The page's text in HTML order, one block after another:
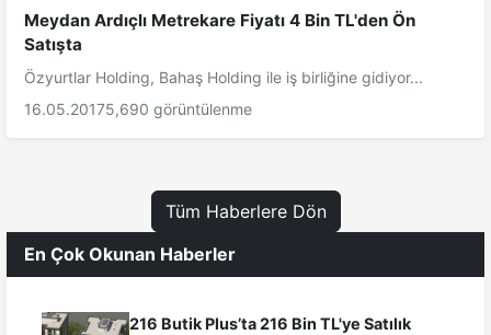
Meydan Ardıçlı Metrekare Fiyatı 4 Bin TL'den Ön
Satışta
Özyurtlar Holding, Bahaş Holding ile iş birliğine gidiyor...
16.05.20175,690 görüntülenme
Tüm Haberlere Dön
En Çok Okunan Haberler
216 Butik Plus’ta 216 Bin TL'ye Satılık